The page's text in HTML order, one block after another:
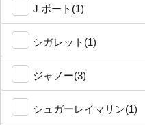
J ボート(1)
シガレット(1)
ジャノー(3)
シュガーレイマリン(1)